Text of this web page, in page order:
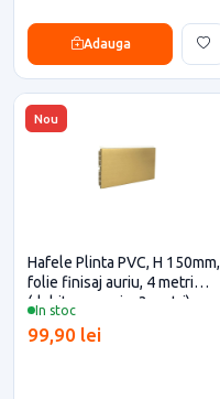
Adauga
Nou
In stoc
Hafele Plinta PVC, H 150mm,
folie finisaj auriu, 4 metri
(debitare maxim 3 metri)
eficiente
99,90 lei